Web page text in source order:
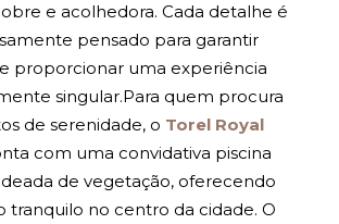
e acolhedora. Cada detalhe é
pensado para garantir
proporcionar uma experiência
singular.Para quem procura
de serenidade, o Torel Royal
com uma convidativa piscina
de vegetação, oferecendo
tranquilo no centro da cidade. O